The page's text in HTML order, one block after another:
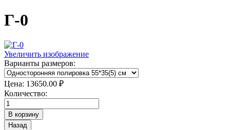
Г-0
Увеличить изображение
Варианты размеров:
Цена: 13650.00 ₽
Количество: